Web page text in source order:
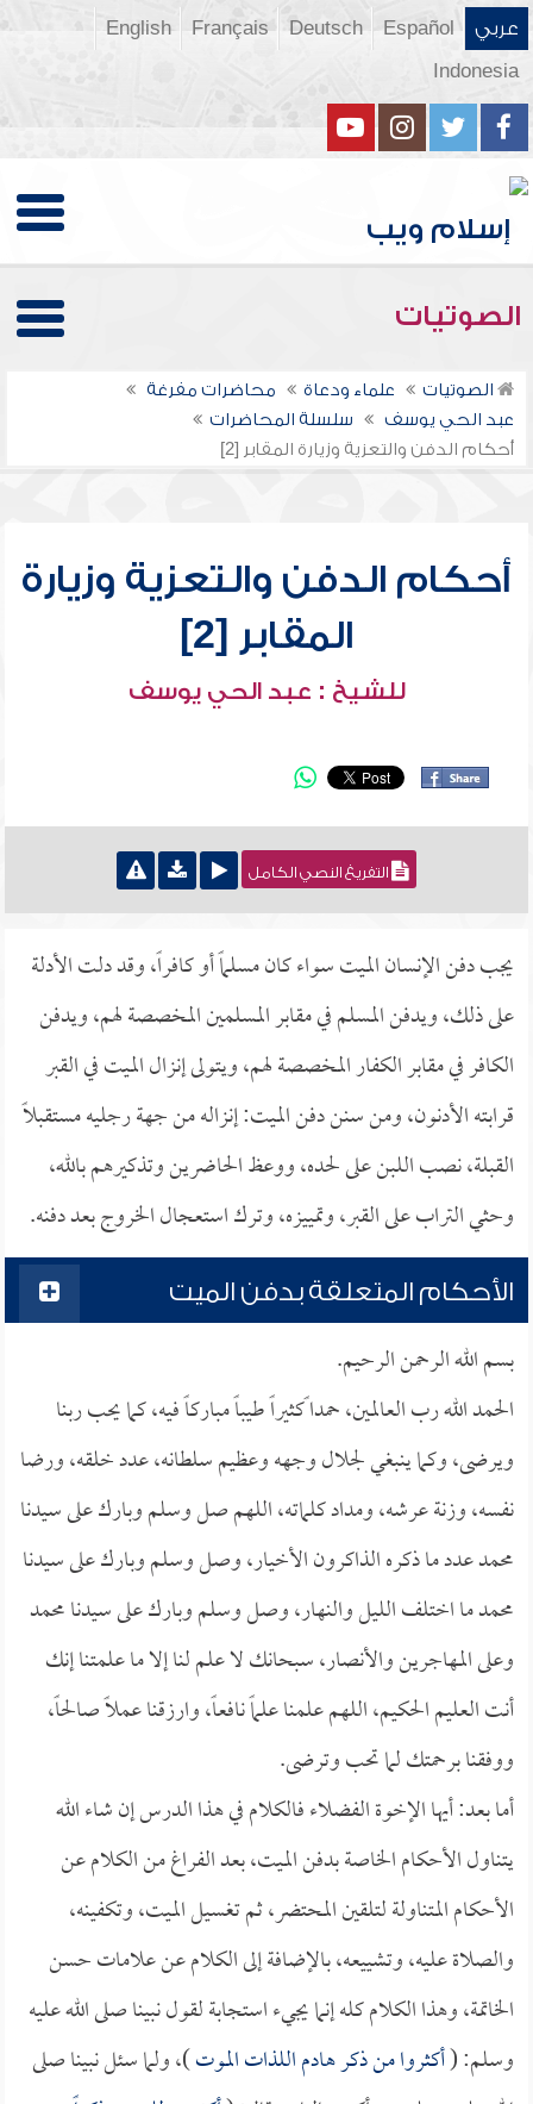
عربي Español
Deutsch
Français
English
Indonesia
الصوتيات
الصوتيات علماء ودعاة
محاضرات مفرغة
عبد الحي يوسف
سلسلة المحاضرات
أحكام الدفن والتعزية وزيارة المقابر [2]
أحكام الدفن والتعزية وزيارة
المقابر [2]
للشيخ : عبد الحي يوسف
التفريغ النصي الكامل
يجب دفن الإنسان الميت سواء كان مسلماً أو كافراً، وقد دلت الأدلة
على ذلك، ويدفن المسلم في مقابر المسلمين المخصصة لهم، ويدفن
الكافر في مقابر الكفار المخصصة لهم، ويتولى إنزال الميت في القبر
قرابته الأدنون، ومن سنن دفن الميت: إنزاله من جهة رجليه مستقبلاً
القبلة، نصب اللبن على لحده، ووعظ الحاضرين وتذكيرهم بالله،
وحثي التراب على القبر، وتمييزه، وترك استعجال الخروج بعد دفنه.
الأحكام المتعلقة بدفن الميت
بسم الله الرحمن الرحيم.
الحمد الله رب العالمين، حمدا ًكثيراً طيباً مباركاً فيه، كما يحب ربنا
ويرضى، وكما ينبغي لجلال وجهه وعظيم سلطانه، عدد خلقه، ورضا
نفسه، وزنة عرشه، ومداد كلماته، اللهم صل وسلم وبارك على سيدنا
محمد عدد ما ذكره الذاكرون الأخيار، وصل وسلم وبارك على سيدنا
محمد ما اختلف الليل والنهار، وصل وسلم وبارك على سيدنا محمد
وعلى المهاجرين والأنصار، سبحانك لا علم لنا إلا ما علمتنا إنك
أنت العليم الحكيم، اللهم علمنا علماً نافعاً، وارزقنا عملاً صالحاً،
ووفقنا برحمتك لما تحب وترضى.
أما بعد: أيها الإخوة الفضلاء فالكلام في هذا الدرس إن شاء الله
يتناول الأحكام الخاصة بدفن الميت، بعد الفراغ من الكلام عن
الأحكام المتناولة لتلقين المحتضر، ثم تغسيل الميت، وتكفينه،
والصلاة عليه، وتشييعه، بالإضافة إلى الكلام عن علامات حسن
الخاتمة، وهذا الكلام كله إنما يجيء استجابة لقول نبينا صلى الله عليه
وسلم: (أكثروا من ذكر هادم اللذات الموت)، ولما سئل نبينا صلى